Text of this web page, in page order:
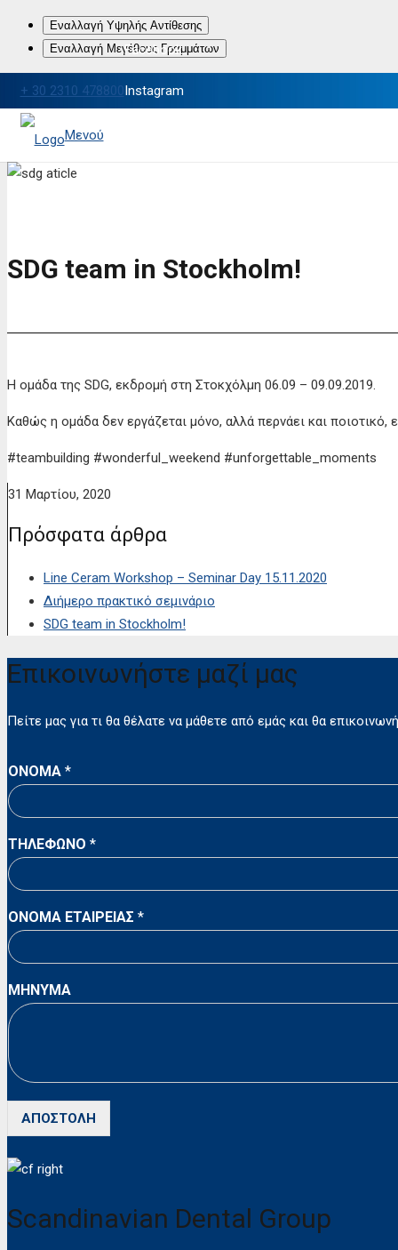
Εναλλαγή Υψηλής Αντίθεσης
Εναλλαγή Μεγέθους Γραμμάτων
+ 30 2310 478800
Facebook
Instagram
Μενού
SDG team in Stockholm!
Η ομάδα της SDG, εκδρομή στη Στοκχόλμη 06.09 – 09.09.2019.
Καθώς η ομάδα δεν εργάζεται μόνο, αλλά περνάει και ποιοτικό,
#teambuilding #wonderful_weekend #unforgettable_moments
31 Μαρτίου, 2020
Πρόσφατα άρθρα
Line Ceram Workshop – Seminar Day 15.11.2020
Διήμερο πρακτικό σεμινάριο
SDG team in Stockholm!
Επικοινωνήστε μαζί μας
Πείτε μας για τι θα θέλατε να μάθετε από εμάς και θα
ΟΝΟΜΑ *
ΤΗΛΕΦΩΝΟ *
ΟΝΟΜΑ ΕΤΑΙΡΕΙΑΣ *
MHNYMA
ΑΠΟΣΤΟΛΗ
Scandinavian Dental Group